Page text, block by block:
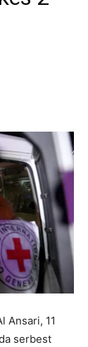
Ansari, 11
serbest